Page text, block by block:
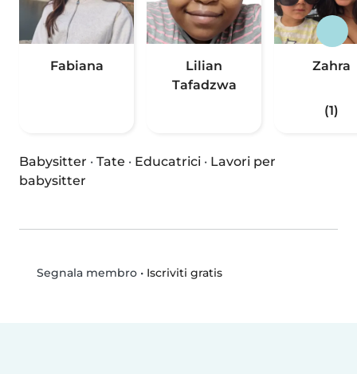
Fabiana
Lilian
Tafadzwa
Zahra
(1)
Babysitter · Tate · Educatrici · Lavori per
babysitter
Segnala membro• Iscriviti gratis